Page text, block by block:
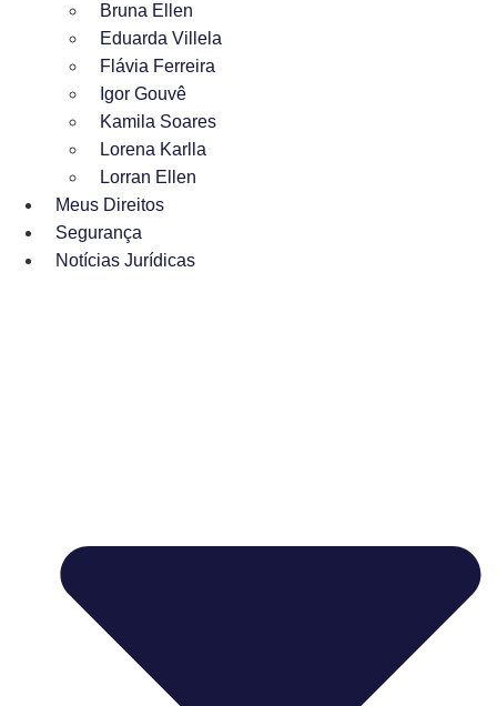
Bruna Ellen
Eduarda Villela
Flávia Ferreira
Igor Gouvê
Kamila Soares
Lorena Karlla
Lorran Ellen
Meus Direitos
Segurança
Notícias Jurídicas